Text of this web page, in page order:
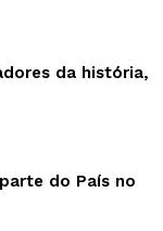
da história,
do País no